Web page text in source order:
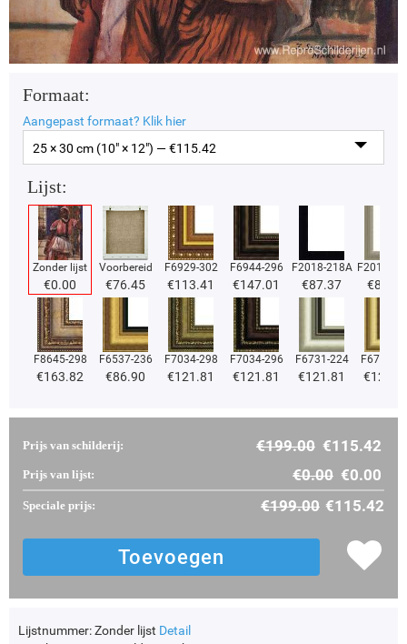
Formaat:
Aangepast formaat? Klik hier
25 × 30 cm (10" × 12") — €115.42
Lijst:
Zonder lijst
€0.00
Voorbereid
€76.45
F6929-302
€113.41
F6944-296
€147.01
F2018-218A
€87.37
F2018-
€87.37
F8645-298
€163.82
F6537-236
€86.90
F7034-298
€121.81
F7034-296
€121.81
F6731-224
€121.81
F6731-
€
Prijs van schilderij: €199.00 €115.42
Prijs van lijst: €0.00 €0.00
Speciale prijs: €199.00 €115.42
Lijstnummer:Zonder lijst Detail